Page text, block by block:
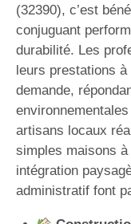
(32390), c’est
conjuguant
durabilité. Les
leurs prestations
demande,
artisans locaux
simples maisons
intégration
administratif font